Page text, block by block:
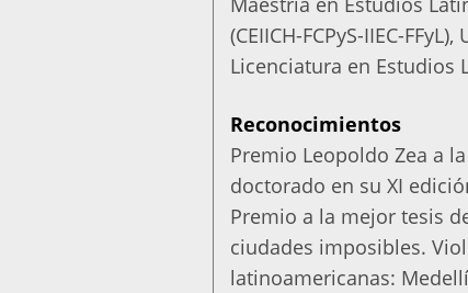
(CEIICH-FCPyS-IIEC-
Licenciatura en Estudios
Reconocimientos
Premio Leopoldo Zea a
doctorado en su XI
Premio a la mejor tesis
ciudades imposibles.
latinoamericanas: